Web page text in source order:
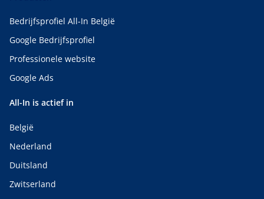
Bedrijfsprofiel All-In België
Google Bedrijfsprofiel
Professionele website
Google Ads
All-In is actief in
België
Nederland
Duitsland
Zwitserland